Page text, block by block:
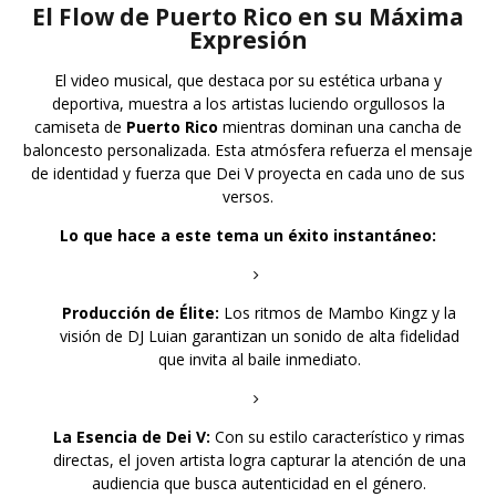
El Flow de Puerto Rico en su Máxima
Expresión
El video musical, que destaca por su estética urbana y
deportiva, muestra a los artistas luciendo orgullosos la
camiseta de Puerto Rico mientras dominan una cancha de
baloncesto personalizada. Esta atmósfera refuerza el mensaje
de identidad y fuerza que Dei V proyecta en cada uno de sus
versos.
Lo que hace a este tema un éxito instantáneo:
Producción de Élite: Los ritmos de Mambo Kingz y la
visión de DJ Luian garantizan un sonido de alta fidelidad
que invita al baile inmediato.
La Esencia de Dei V: Con su estilo característico y rimas
directas, el joven artista logra capturar la atención de una
audiencia que busca autenticidad en el género.